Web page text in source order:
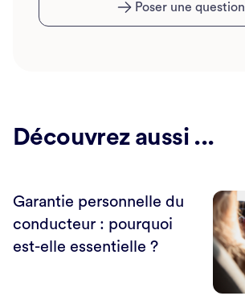
Poser une question
Découvrez aussi ...
Garantie personnelle du
conducteur : pourquoi
est-elle essentielle ?